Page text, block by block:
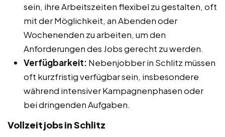
sein, ihre Arbeitszeiten flexibel zu gestalten, oft
mit der Möglichkeit, an Abenden oder
Wochenenden zu arbeiten, um den
Anforderungen des Jobs gerecht zu werden.
Verfügbarkeit: Nebenjobber in Schlitz müssen
oft kurzfristig verfügbar sein, insbesondere
während intensiver Kampagnenphasen oder
bei dringenden Aufgaben.
Vollzeitjobs in Schlitz